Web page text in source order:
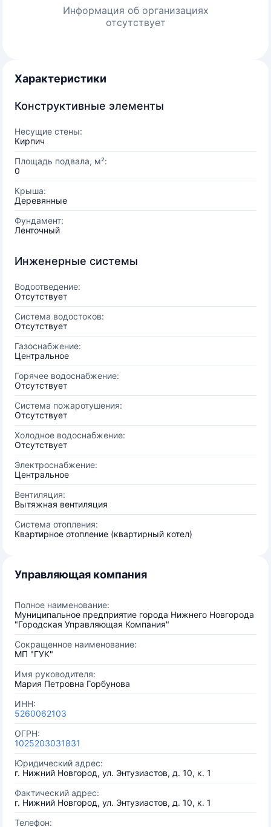
Информация об организациях
отсутствует
Характеристики
Конструктивные элементы
Несущие стены:
Кирпич
Площадь подвала, м²:
0
Крыша:
Деревянные
Фундамент:
Ленточный
Инженерные системы
Водоотведение:
Отсутствует
Система водостоков:
Отсутствует
Газоснабжение:
Центральное
Горячее водоснабжение:
Отсутствует
Система пожаротушения:
Отсутствует
Холодное водоснабжение:
Отсутствует
Электроснабжение:
Центральное
Вентиляция:
Вытяжная вентиляция
Система отопления:
Квартирное отопление (квартирный котел)
Управляющая компания
Полное наименование:
Муниципальное предприятие города Нижнего Новгорода
"Городская Управляющая Компания"
Сокращенное наименование:
МП "ГУК"
Имя руководителя:
Мария Петровна Горбунова
ИНН:
5260062103
ОГРН:
1025203031831
Юридический адрес:
г. Нижний Новгород, ул. Энтузиастов, д. 10, к. 1
Фактический адрес:
г. Нижний Новгород, ул. Энтузиастов, д. 10, к. 1
Телефон: